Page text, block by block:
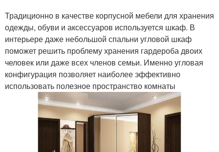
Традиционно в качестве корпусной мебели для хранения
одежды, обуви и аксессуаров используется шкаф. В
интерьере даже небольшой спальни угловой шкаф
поможет решить проблему хранения гардероба двоих
человек или даже всех членов семьи. Именно угловая
конфигурация позволяет наиболее эффективно
использовать полезное пространство комнаты